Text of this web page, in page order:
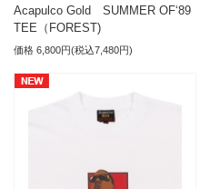
Acapulco Gold SUMMER OF‘89
TEE（FOREST)
価格 6,800円(税込7,480円)